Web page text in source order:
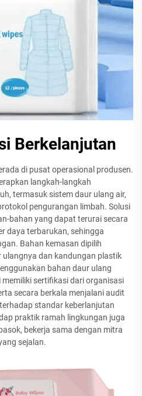
Berkelanjutan
di pusat operasional produsen.
langkah-langkah
termasuk sistem daur ulang air,
pengurangan limbah. Solusi
bahan yang dapat terurai secara
daya terbarukan, sehingga
Bahan kemasan dipilih
dan kandungan plastik
bahan daur ulang
sertifikasi dari organisasi
secara berkala menjalani audit
standar keberlanjutan
praktik ramah lingkungan juga
bekerja sama dengan mitra
sejalan.